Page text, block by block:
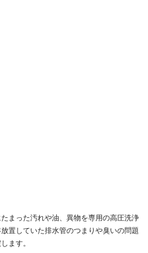
まった汚れや油、異物を専用の高圧洗浄
置していた排水管のつまりや臭いの問題
ます。